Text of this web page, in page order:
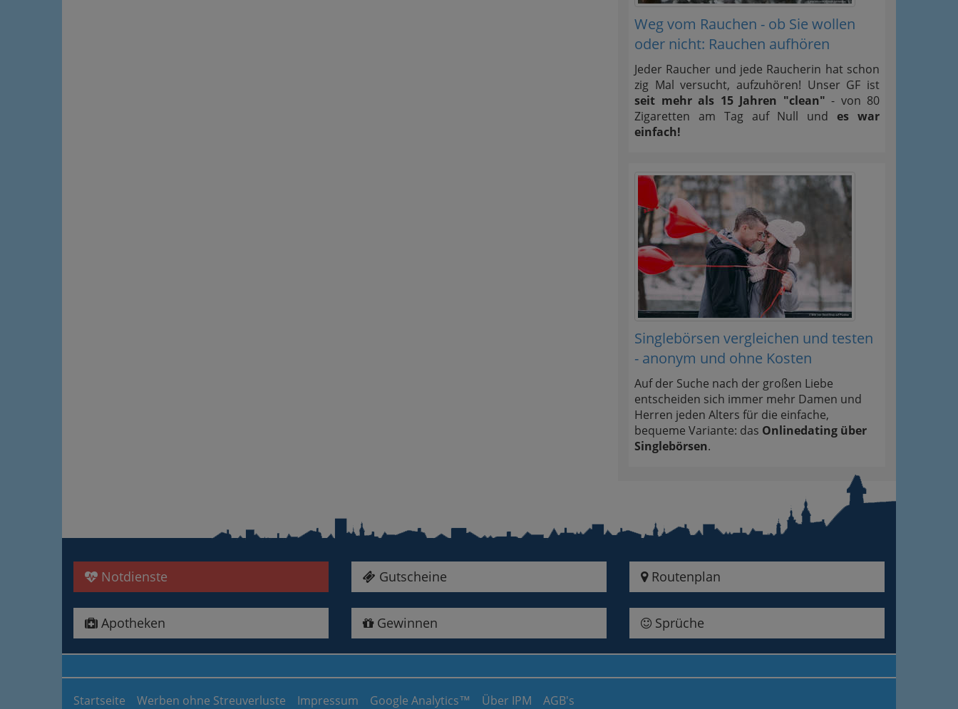
Weg vom Rauchen - ob Sie wollen
oder nicht: Rauchen aufhören
Jeder Raucher und jede Raucherin hat schon
zig Mal versucht, aufzuhören! Unser GF ist
seit mehr als 15 Jahren "clean" - von 80
Zigaretten am Tag auf Null undes war
einfach!
Singlebörsen vergleichen und testen
- anonym und ohne Kosten
Auf der Suche nach der großen Liebe
entscheiden sich immer mehr Damen und
Herren jeden Alters für die einfache,
bequeme Variante: das Onlinedating über
Singlebörsen.
Notdienste
Apotheken
Gutscheine
Gewinnen
Routenplan
Sprüche
Startseite Werben ohne Streuverluste Impressum Google Analytics™ Über IPM AGB's